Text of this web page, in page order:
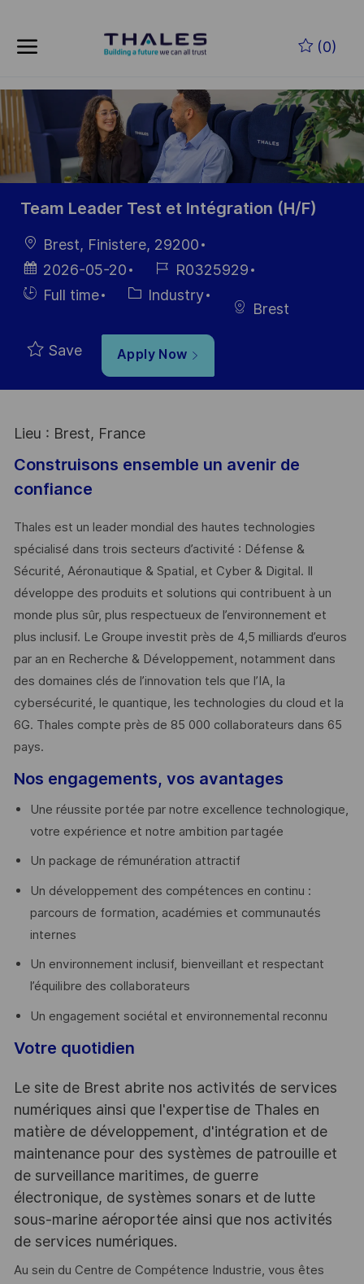
(0)
-
Team Leader Test et Intégration (H/F)
LocationBrest, Finistere, 29200
Posted
Date
2026-05-20
Job
Id
R0325929
HiringFull time Category
Industry
Brest
Save Apply Now
Lieu : Brest, France
Construisons ensemble un avenir de
confiance
Thales est un leader mondial des hautes technologies
spécialisé dans trois secteurs d’activité : Défense &
Sécurité, Aéronautique & Spatial, et Cyber & Digital. Il
développe des produits et solutions qui contribuent à un
monde plus sûr, plus respectueux de l’environnement et
plus inclusif. Le Groupe investit près de 4,5 milliards d’euros
par an en Recherche & Développement, notamment dans
des domaines clés de l’innovation tels que l’IA, la
cybersécurité, le quantique, les technologies du cloud et la
6G. Thales compte près de 85 000 collaborateurs dans 65
pays. ​
Nos engagements, vos avantages
Une réussite portée par notre excellence technologique,
votre expérience et notre ambition partagée
Un package de rémunération attractif
Un développement des compétences en continu :
parcours de formation, académies et communautés
internes
Un environnement inclusif, bienveillant et respectant
l’équilibre des collaborateurs
Un engagement sociétal et environnemental reconnu
Votre quotidien
Le site de Brest abrite nos activités de services
numériques ainsi que l'expertise de Thales en
matière de développement, d'intégration et de
maintenance pour des systèmes de patrouille et
de surveillance maritimes, de guerre
électronique, de systèmes sonars et de lutte
sous-marine aéroportée ainsi que nos activités
de services numériques.
Au sein du Centre de Compétence Industrie, vous êtes